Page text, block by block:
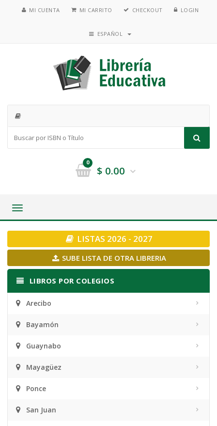
MI CUENTA MI CARRITO CHECKOUT LOGIN
ESPAÑOL
0
$ 0.00
Toggle
LISTAS 2026 - 2027
SUBE LISTA DE OTRA LIBRERIA
LIBROS POR COLEGIOS
Arecibo
Bayamón
Guaynabo
Mayagüez
Ponce
San Juan